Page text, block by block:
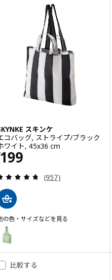
スキンケ
コバッグ, ストライプ/ブラック
ワイト, 45x36 cm
199
格 ¥ 199
レビュー: 4.7 から
(957)
の色・サイズなどを見る
スキンケ
プション: SKYNKE スキンケ, エ
比較する